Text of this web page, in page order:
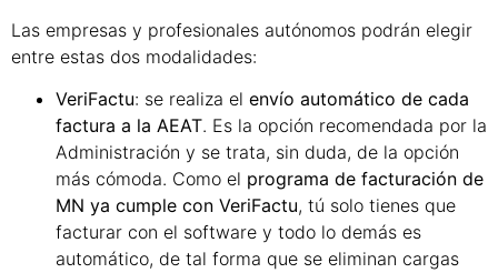
Las empresas y profesionales autónomos podrán elegir
entre estas dos modalidades:
VeriFactu: se realiza el envío automático de cada
factura a la AEAT. Es la opción recomendada por la
Administración y se trata, sin duda, de la opción
más cómoda. Como el programa de facturación de
MN ya cumple con VeriFactu, tú solo tienes que
facturar con el software y todo lo demás es
automático, de tal forma que se eliminan cargas